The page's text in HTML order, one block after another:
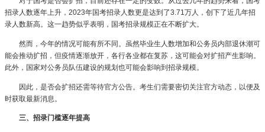
招录人数逐年上升，2023年国考招录人数更是达到了3.71万人，创下了近几年招
录人数新高。这一趋势似乎表明，国考招录规模正在不断扩大。
然而，今年的情况可能有所不同。虽然毕业生人数增加和公务员内部退休潮可
能会推动扩招，但疫情逐渐放开，各行各业都在复苏，这可能会对扩招产生影响。
此外，国家对公务员队伍建设的规划也可能会影响到招录规模。
因此，是否会扩招还需等待官方公告。考生们需要密切关注官方动态，以便及
时获取最新消息。
三、招录门槛逐年提高